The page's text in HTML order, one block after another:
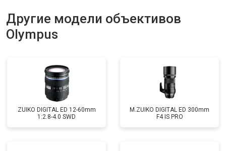
Другие модели объективов
Olympus
ZUIKO DIGITAL ED 12-60mm
1:2.8-4.0 SWD
M.ZUIKO DIGITAL ED 300mm
F4 IS PRO